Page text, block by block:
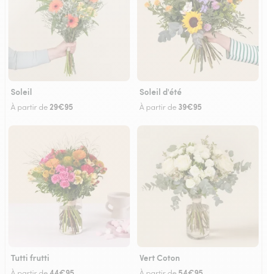
Soleil
À partir de29€95
Soleil d'été
À partir de 39€95
Tutti frutti Vert Coton